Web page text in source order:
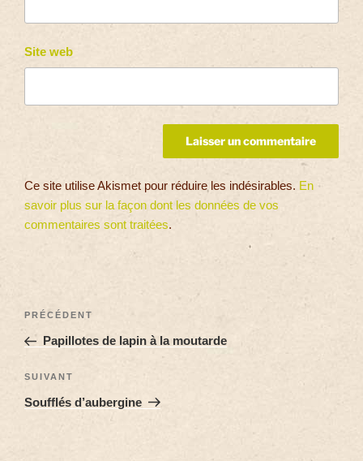
Site web
Ce site utilise Akismet pour réduire les indésirables. En
savoir plus sur la façon dont les données de vos
commentaires sont traitées.
PRÉCÉDENT
Papillotes de lapin à la moutarde
SUIVANT
Soufflés d’aubergine